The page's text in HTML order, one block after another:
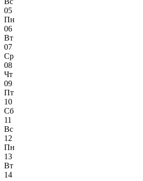
05
Пн
06
Вт
07
Ср
08
Чт
09
Пт
10
Сб
11
Вс
12
Пн
13
Вт
14